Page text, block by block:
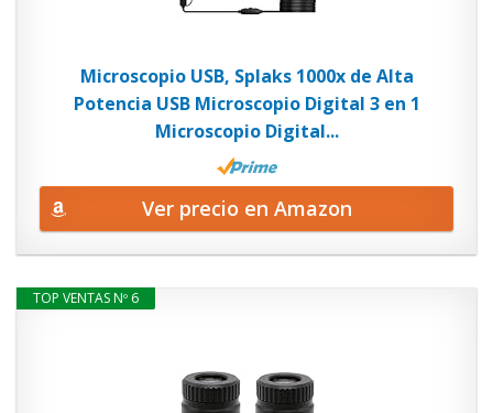
Microscopio USB, Splaks 1000x de Alta
Potencia USB Microscopio Digital 3 en 1
Microscopio Digital...
Ver precio en Amazon
TOP VENTAS Nº 6